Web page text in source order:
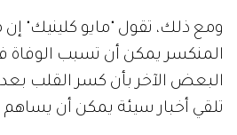
ومع ذلك، تقول "مايو كلينيك" إن
المنكسر يمكن أن تسبب الوفاة
البعض الآخر بأن كسر القلب بعد
تلقي أخبار سيئة يمكن أن